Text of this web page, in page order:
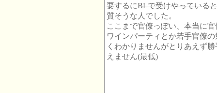
要するにBLで受けやっている
質そうな人でした。
ここまで官僚っぽい、本当に
ワインパーティとか若手官僚
くわかりませんがとりあえず
えません(最低)